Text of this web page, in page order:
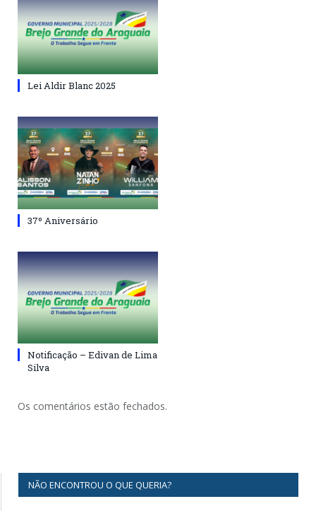
Lei Aldir Blanc 2025
37º Aniversário
Notificação – Edivan de Lima
Silva
Os comentários estão fechados.
NÃO ENCONTROU O QUE QUERIA?